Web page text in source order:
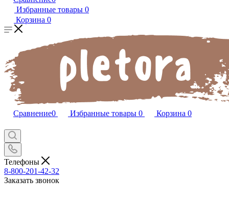
Избранные товары 0
Корзина 0
Сравнение0 Избранные товары 0 Корзина 0
Телефоны
8-800-201-42-32
Заказать звонок